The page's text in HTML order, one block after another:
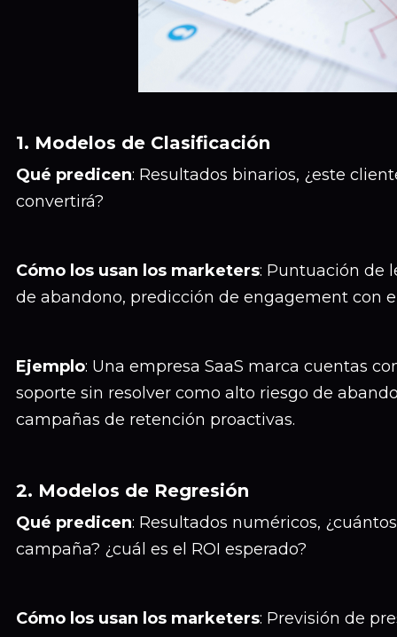
1. Modelos de Clasificación
Qué predicen: Resultados binarios, ¿este
convertirá?
Cómo los usan los marketers: Puntuación de
de abandono, predicción de engagement con
Ejemplo: Una empresa SaaS marca cuentas
soporte sin resolver como alto riesgo de
campañas de retención proactivas.
2. Modelos de Regresión
Qué predicen: Resultados numéricos,
campaña? ¿cuál es el ROI esperado?
Cómo los usan los marketers: Previsión de